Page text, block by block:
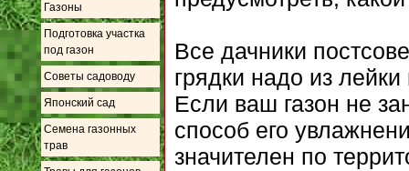
Газоны
Подготовка участка
под газон
Советы садоводу
Японский сад
Семена газонных
трав
Все дачники
грядки надо из
Если ваш газон не
способ его
значителен по